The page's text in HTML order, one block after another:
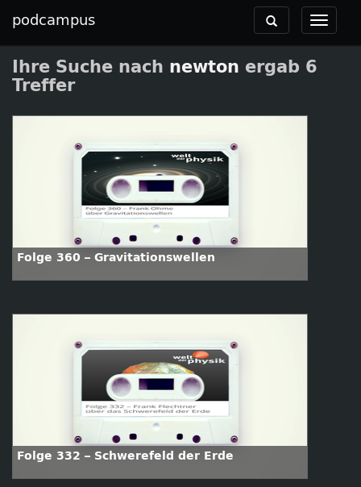
podcampus
Toggle
Toggle
navigation
Ihre Suche nach newton ergab 6
Treffer
Folge 360 – Gravitationswellen
Folge 332 – Schwerefeld der Erde